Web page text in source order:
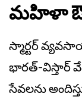
మహిళా
స్మార్టర్
భారత్-విస్తార్
సేవలను